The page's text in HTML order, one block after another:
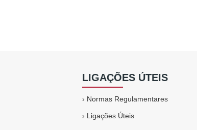
LIGAÇÕES ÚTEIS
› Normas Regulamentares
› Ligações Úteis